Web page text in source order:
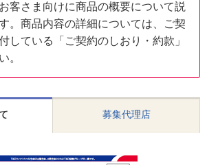
客さま向けに商品の概要について説
。商品内容の詳細については、ご契
している「ご契約のしおり・約款」
。
募集代理店